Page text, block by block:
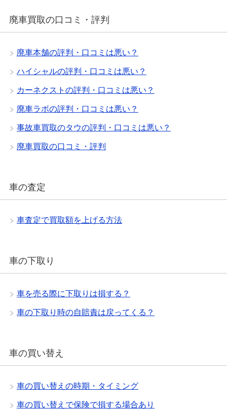
廃車買取の口コミ・評判
廃車本舗の評判・口コミは悪い？
ハイシャルの評判・口コミは悪い？
カーネクストの評判・口コミは悪い？
廃車ラボの評判・口コミは悪い？
事故車買取のタウの評判・口コミは悪い？
廃車買取の口コミ・評判
車の査定
車査定で買取額を上げる方法
車の下取り
車を売る際に下取りは損する？
車の下取り時の自賠責は戻ってくる？
車の買い替え
車の買い替えの時期・タイミング
車の買い替えで保険で損する場合あり